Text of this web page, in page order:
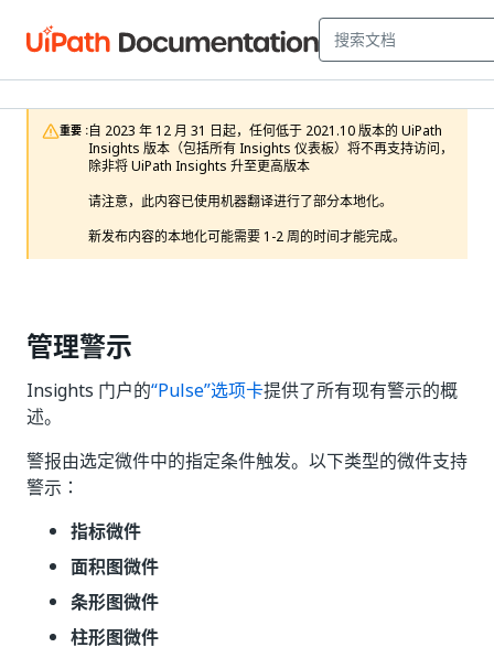
重要 :自 2023 年 12 月 31 日起，任何低于 2021.10 版本的 UiPath
Insights 版本（包括所有 Insights 仪表板）将不再支持访问，
除非将 UiPath Insights 升至更高版本
请注意，此内容已使用机器翻译进行了部分本地化。
新发布内容的本地化可能需要 1-2 周的时间才能完成。
管理警示
Insights 门户的“Pulse”选项卡提供了所有现有警示的概
述。
警报由选定微件中的指定条件触发。以下类型的微件支持
警示：
指标微件
面积图微件
条形图微件
柱形图微件